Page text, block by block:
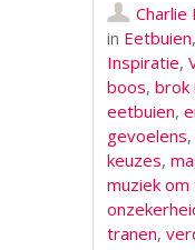
Charlie
in Eetbuien,
Inspiratie,
boos,brok
eetbuien,
gevoelens
keuzes,
muziek om
tranen,